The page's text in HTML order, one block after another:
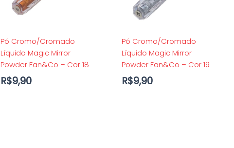
Pó Cromo/Cromado
Líquido Magic Mirror
Powder Fan&Co – Cor 18
R$9,90
Pó Cromo/Cromado
Líquido Magic Mirror
Powder Fan&Co – Cor 19
R$9,90